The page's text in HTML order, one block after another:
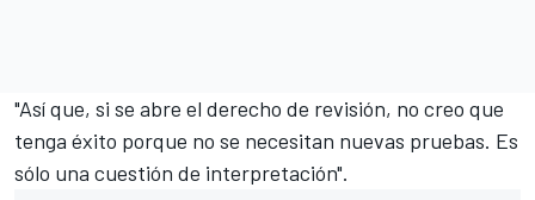
"Así que, si se abre el derecho de revisión, no creo que
tenga éxito porque no se necesitan nuevas pruebas. Es
sólo una cuestión de interpretación".